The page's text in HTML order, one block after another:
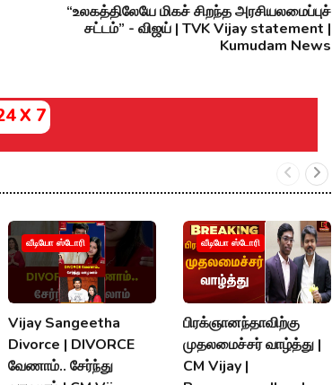
“உலகத்திலேயே மிகச் சிறந்த அரசியலமைப்புச்
சட்டம்” - விஜய் | TVK Vijay statement |
Kumudam News
X 7
வீடியோ ஸ்டோரி
Vijay Sangeetha
Divorce | DIVORCE
வேணாம்.. சேர்ந்து
வீடியோ ஸ்டோரி
பிரக்ஞானந்தாவிற்கு
முதலமைச்சர் வாழ்த்து |
CM Vijay |